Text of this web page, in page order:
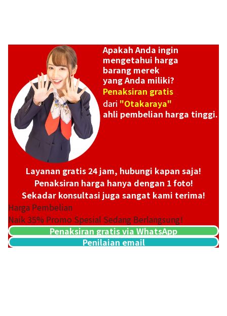
Hermes Evelyn 3PM Togo A stamp
Referensi Harga Buyback
Apakah Anda ingin
mengetahui harga
barang merek
yang Anda miliki?
Penaksiran gratis
dari "Otakaraya"
ahli pembelian harga tinggi.
Layanan gratis 24 jam, hubungi kapan saja!
Penaksiran harga hanya dengan 1 foto!
Sekadar konsultasi juga sangat kami terima!
Harga Pembelian
Naik35% Promo Spesial Sedang Berlangsung!
Penaksiran gratis via WhatsApp
Penilaian email